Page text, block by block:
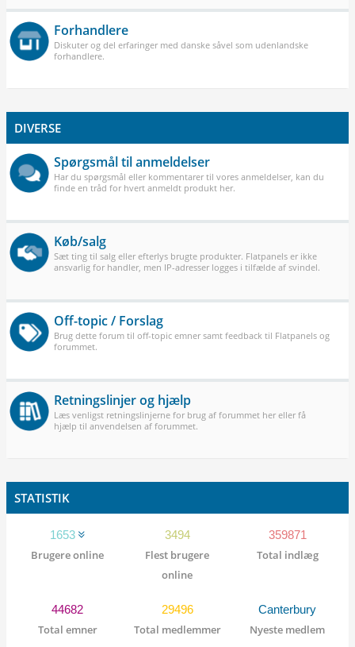
Forhandlere
Diskuter og del erfaringer med danske såvel som udenlandske
forhandlere.
DIVERSE
Spørgsmål til anmeldelser
Har du spørgsmål eller kommentarer til vores anmeldelser, kan du
finde en tråd for hvert anmeldt produkt her.
Køb/salg
Sæt ting til salg eller efterlys brugte produkter. Flatpanels er ikke
ansvarlig for handler, men IP-adresser logges i tilfælde af svindel.
Off-topic / Forslag
Brug dette forum til off-topic emner samt feedback til Flatpanels og
forummet.
Retningslinjer og hjælp
Læs venligst retningslinjerne for brug af forummet her eller få
hjælp til anvendelsen af forummet.
STATISTIK
1653
Brugere online
3494
Flest brugere
online
359871
Total indlæg
44682
Total emner
29496
Total medlemmer
Canterbury
Nyeste medlem